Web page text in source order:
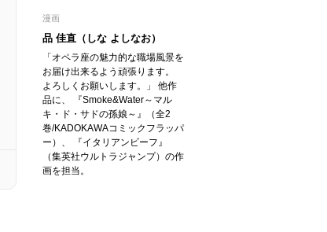
漫画
品 佳直（しな よしなお）
「オペラ座の魅力的な職場風景を
お届け出来るよう頑張ります。
よろしくお願いします。」 他作
品に、 『Smoke&Water～マル
キ・ド・サドの孫娘～』（全2
巻/KADOKAWAコミックフラッパ
ー）、 『イタリアンビーフ』
（集英社ウルトラジャンプ）の作
画を担当。